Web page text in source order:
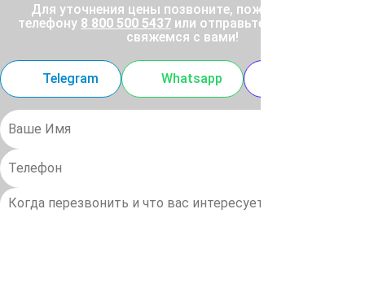
Для уточнения цены позвоните, пожалуйста, по
телефону 8 800 500 5437 или отправьте заявку, и мы
свяжемся с вами!
Telegram Whatsapp